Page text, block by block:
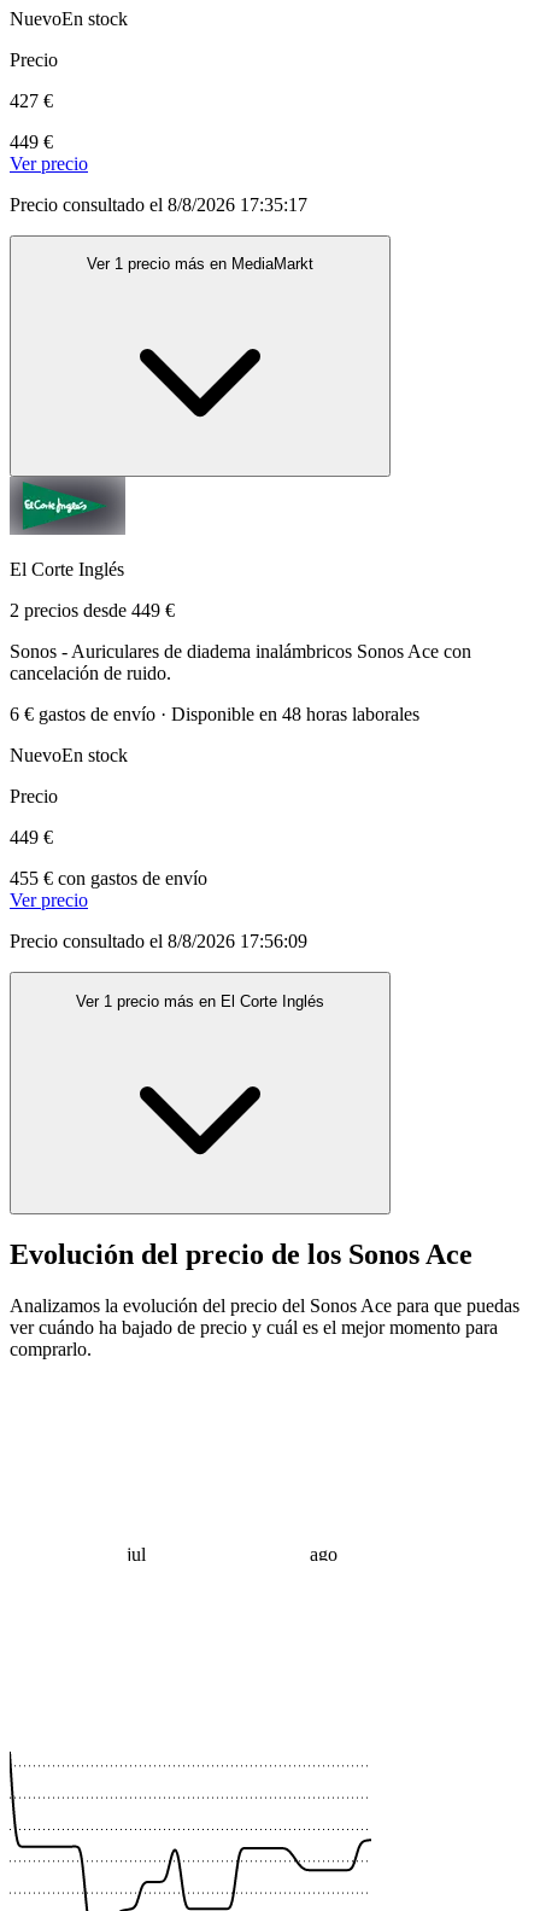
NuevoEn stock
Precio
427 €
449 €
Ver precio
Precio consultado el 8/8/2026 17:35:17
Ver 1 precio más en MediaMarkt
El Corte Inglés
2 precios desde 449 €
Sonos - Auriculares de diadema inalámbricos Sonos Ace con
cancelación de ruido.
6 € gastos de envío · Disponible en 48 horas laborales
NuevoEn stock
Precio
449 €
455 € con gastos de envío
Ver precio
Precio consultado el 8/8/2026 17:56:09
Ver 1 precio más en El Corte Inglés
Evolución del precio de los Sonos Ace
Analizamos la evolución del precio del Sonos Ace para que puedas
ver cuándo ha bajado de precio y cuál es el mejor momento para
comprarlo.
jul ago